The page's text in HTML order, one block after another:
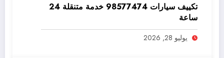
تكييف سيارات 98577474 خدمة متنقلة 24
ساعة
يوليو 28, 2026